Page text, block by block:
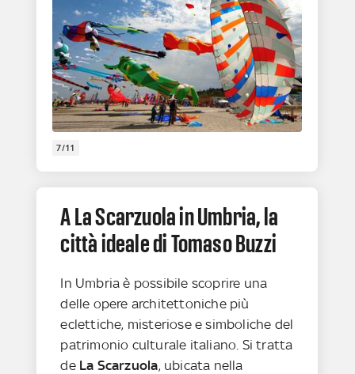
7/11
A La Scarzuola in Umbria, la
città ideale di Tomaso Buzzi
In Umbria è possibile scoprire una
delle opere architettoniche più
eclettiche, misteriose e simboliche del
patrimonio culturale italiano. Si tratta
de La Scarzuola, ubicata nella